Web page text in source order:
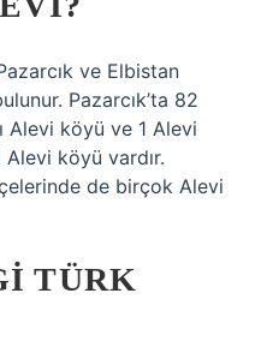
ve Elbistan
Pazarcık’ta 82
Alevi köyü ve 1 Alevi
Alevi köyü vardır.
de birçok Alevi
TÜRK